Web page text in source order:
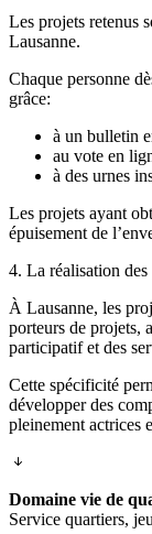
Les projets retenus
Lausanne.
Chaque personne
grâce:
à un bulletin
au vote en
à des urnes
Les projets ayant
épuisement de
4. La réalisation des
À Lausanne, les
porteurs de projets,
participatif et des
Cette spécificité
développer des
pleinement actrices
Domaine vie de
Service quartiers,